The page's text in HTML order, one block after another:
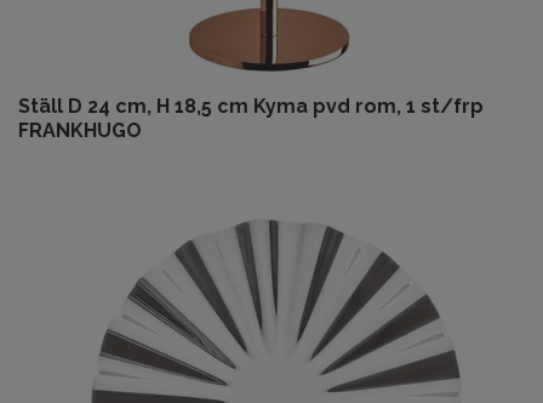
Ställ D 24 cm, H 18,5 cm Kyma pvd rom, 1 st/frp
FRANKHUGO